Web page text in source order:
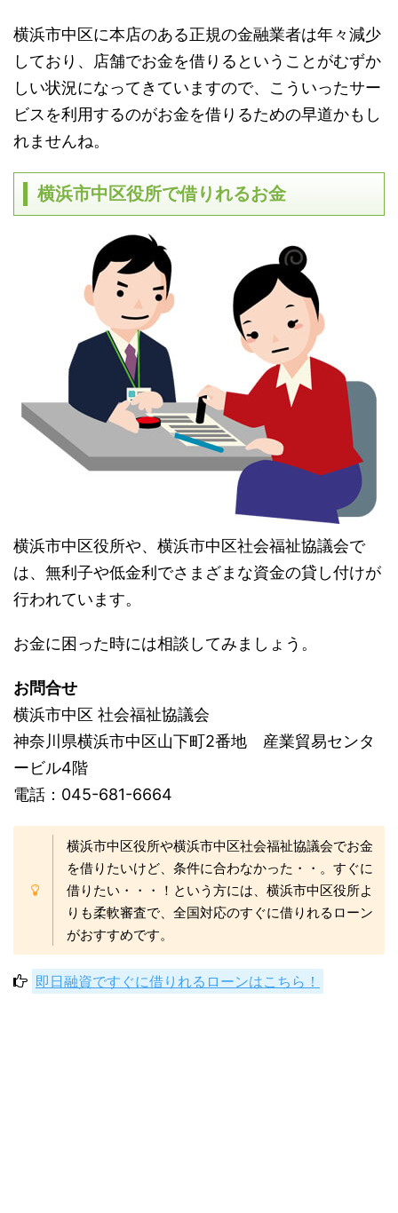
横浜市中区に本店のある正規の金融業者は年々減少
しており、店舗でお金を借りるということがむずか
しい状況になってきていますので、こういったサー
ビスを利用するのがお金を借りるための早道かもし
れませんね。
横浜市中区役所で借りれるお金
横浜市中区役所や、横浜市中区社会福祉協議会で
は、無利子や低金利でさまざまな資金の貸し付けが
行われています。
お金に困った時には相談してみましょう。
お問合せ
横浜市中区 社会福祉協議会
神奈川県横浜市中区山下町2番地 産業貿易センタ
ービル4階
電話：045-681-6664
横浜市中区役所や横浜市中区社会福祉協議会でお金
を借りたいけど、条件に合わなかった・・。すぐに
借りたい・・・！という方には、横浜市中区役所よ
りも柔軟審査で、全国対応のすぐに借りれるローン
がおすすめです。
即日融資ですぐに借りれるローンはこちら！